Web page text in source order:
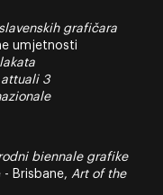
grafičara
umjetnosti
3
biennale grafike
- Brisbane, Art of the